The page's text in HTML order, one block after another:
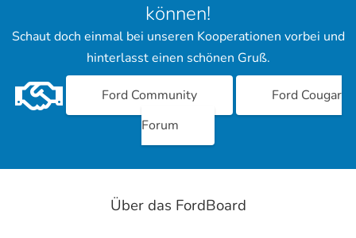
können!
Schaut doch einmal bei unseren Kooperationen vorbei und
hinterlasst einen schönen Gruß.
Ford Community
Ford Cougar
Forum
Über das FordBoard